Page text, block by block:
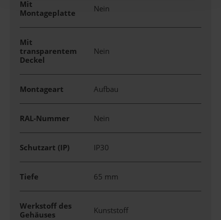
Mit
Montageplatte
Nein
Mit
transparentem
Deckel
Nein
Montageart Aufbau
RAL-Nummer Nein
Schutzart (IP) IP30
Tiefe 65 mm
Werkstoff des
Gehäuses
Kunststoff